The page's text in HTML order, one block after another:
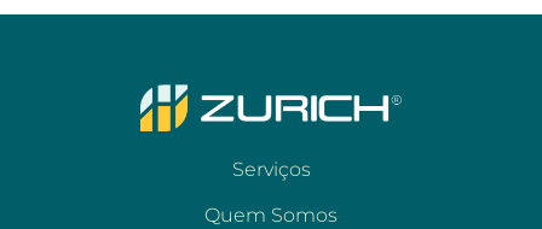
Serviços
Quem Somos